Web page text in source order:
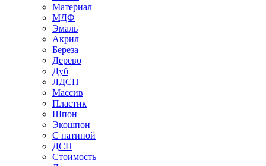
Материал
МДФ
Эмаль
Акрил
Береза
Дерево
Дуб
ЛДСП
Массив
Пластик
Шпон
Экошпон
С патиной
ДСП
Стоимость